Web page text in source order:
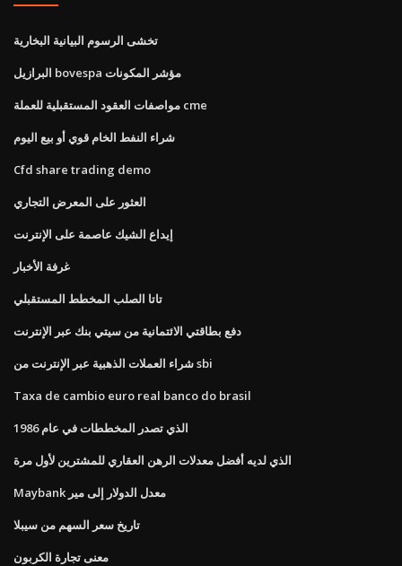
تخشى الرسوم البيانية البخارية
البرازيل bovespa مؤشر المكونات
مواصفات العقود المستقبلية للعملة cme
شراء النفط الخام قوي أو بيع اليوم
Cfd share trading demo
العثور على المعرض التجاري
إيداع الشيك عاصمة على الإنترنت
غرفة الأخبار
تاتا الصلب المخطط المستقبلي
دفع بطاقتي الائتمانية من سيتي بنك عبر الإنترنت
شراء العملات الذهبية عبر الإنترنت من sbi
Taxa de cambio euro real banco do brasil
الذي تصدر المخططات في عام 1986
الذي لديه أفضل معدلات الرهن العقاري للمشترين لأول مرة
Maybank معدل الدولار إلى مير
تاريخ سعر السهم من سيبلا
معنى تجارة الكربون